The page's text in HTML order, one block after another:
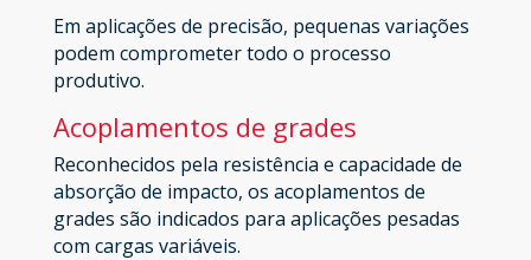
Em aplicações de precisão, pequenas variações
podem comprometer todo o processo
produtivo.
Acoplamentos de grades
Reconhecidos pela resistência e capacidade de
absorção de impacto, os acoplamentos de
grades são indicados para aplicações pesadas
com cargas variáveis.